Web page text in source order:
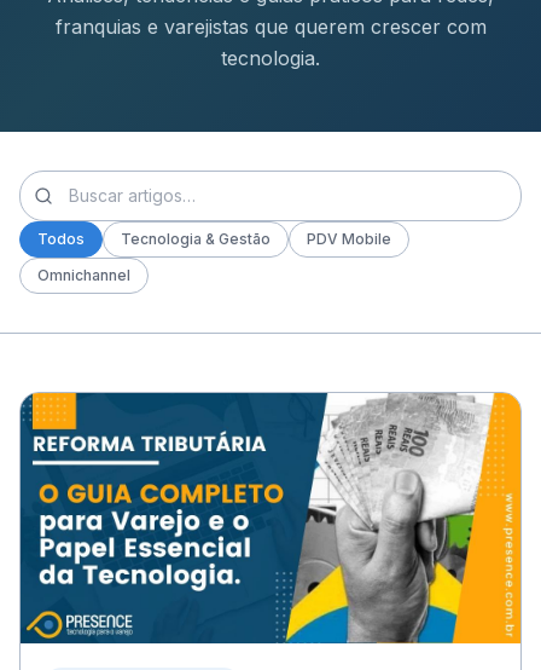
franquias e varejistas que querem crescer com
tecnologia.
Todos Tecnologia & Gestão
PDV Mobile
Omnichannel